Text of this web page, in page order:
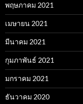
พฤษภาคม 2021
เมษายน 2021
มีนาคม 2021
กุมภาพันธ์ 2021
มกราคม 2021
ธันวาคม 2020